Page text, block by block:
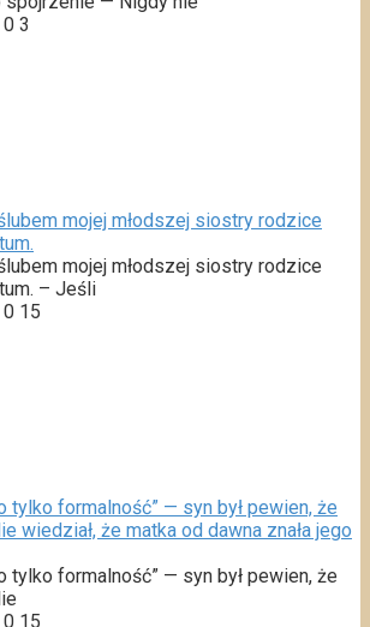
0 3
mojej młodszej siostry rodzice
mojej młodszej siostry rodzice
– Jeśli
0 15
tylko formalność” — syn był pewien, że
wiedział, że matka od dawna znała jego
tylko formalność” — syn był pewien, że
0 15